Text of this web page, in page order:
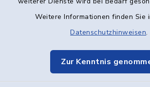
Weitere Informationen finden Sie
Datenschutzhinweisen.
Zur Kenntnis
Datenschutz
Elektronische